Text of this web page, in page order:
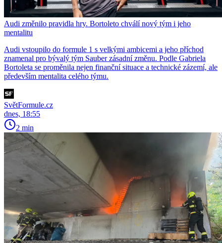
Audi změnilo pravidla hry. Bortoleto chválí nový tým i jeho
mentalitu
Audi vstoupilo do formule 1 s velkými ambicemi a jeho příchod
znamenal pro bývalý tým Sauber zásadní změnu. Podle Gabriela
Bortoleta se proměnila nejen finanční situace a technické zázemí, ale
především mentalita celého týmu.
SvětFormule.cz
dnes, 18:55
2 min